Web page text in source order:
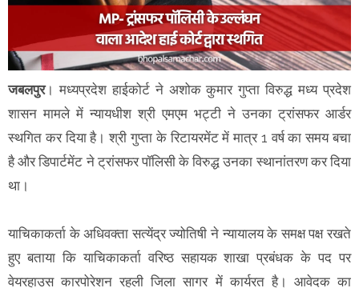
जबलपुर। मध्यप्रदेश हाईकोर्ट ने अशोक कुमार गुप्ता विरुद्ध मध्य प्रदेश
शासन मामले में न्यायधीश श्री एमएम भट्टी ने उनका ट्रांसफर आर्डर
स्थगित कर दिया है। श्री गुप्ता के रिटायरमेंट में मात्र 1 वर्ष का समय बचा
है और डिपार्टमेंट ने ट्रांसफर पॉलिसी के विरुद्ध उनका स्थानांतरण कर दिया
था।
याचिकाकर्ता के अधिवक्ता सत्येंद्र ज्योतिषी ने न्यायालय के समक्ष पक्ष रखते
हुए बताया कि याचिकाकर्ता वरिष्ठ सहायक शाखा प्रबंधक के पद पर
वेयरहाउस कारपोरेशन रहली जिला सागर में कार्यरत है। आवेदक का